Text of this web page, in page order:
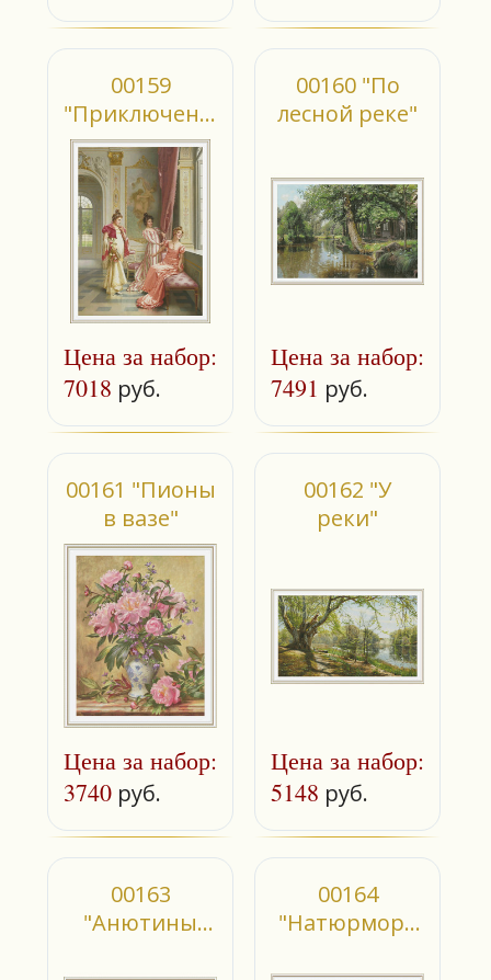
00159
"Приключение
кокеток"
Цена за набор:
7018 руб.
00160 "По
лесной реке"
Цена за набор:
7491 руб.
00161 "Пионы
в вазе"
Цена за набор:
3740 руб.
00162 "У
реки"
Цена за набор:
5148 руб.
00163
"Анютины
00164
"Натюрморт